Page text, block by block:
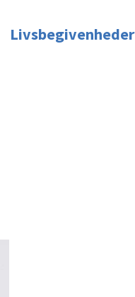
Livsbegivenheder